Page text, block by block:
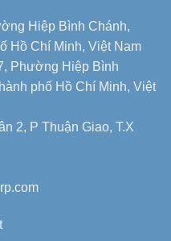
Hiệp Bình Chánh,
Hồ Chí Minh, Việt Nam
Phường Hiệp Bình
phố Hồ Chí Minh, Việt
2, P Thuận Giao, T.X